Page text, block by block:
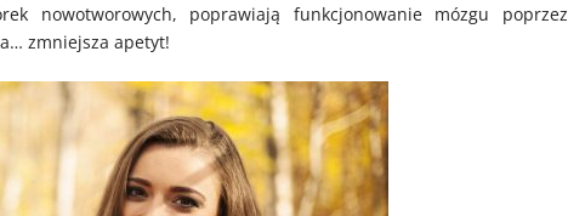
nowotworowych, poprawiają funkcjonowanie mózgu poprzez
zmniejsza apetyt!